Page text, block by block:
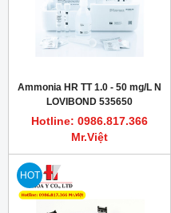
Ammonia HR TT 1.0 - 50 mg/L N
LOVIBOND 535650
Hotline: 0986.817.366
Mr.Việt
HOT